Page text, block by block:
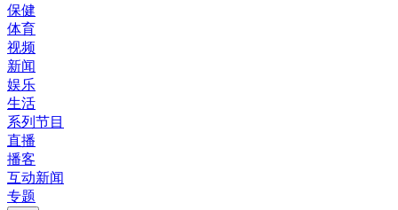
保健
体育
视频
新闻
娱乐
生活
系列节目
直播
播客
互动新闻
专题